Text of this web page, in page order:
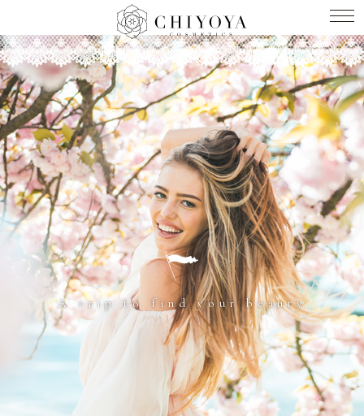
A trip to find your beauty